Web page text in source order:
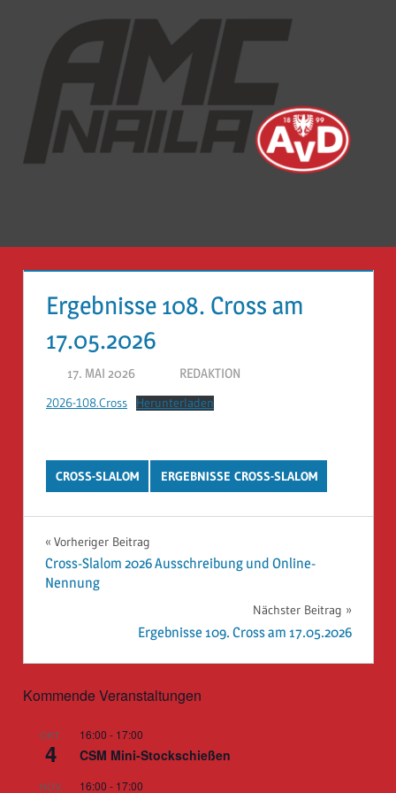
springen
Auto-
Mobil-
Ergebnisse 108. Cross am
17.05.2026
17. MAI 2026 REDAKTION
2026-108.Cross Herunterladen
CROSS-SLALOM ERGEBNISSE CROSS-SLALOM
Beitragsnavigation
Vorheriger Beitrag
Cross-Slalom 2026 Ausschreibung und Online-
Nennung
Nächster Beitrag
Ergebnisse 109. Cross am 17.05.2026
Kommende Veranstaltungen
OKT.
4
16:00 - 17:00
CSM Mini-Stockschießen
NOV. 16:00 - 17:00